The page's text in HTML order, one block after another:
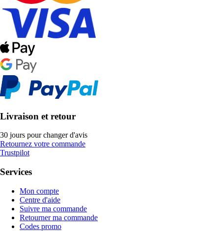
Livraison et retour
30 jours pour changer d'avis
Retournez votre commande
Trustpilot
Services
Mon compte
Centre d'aide
Suivre ma commande
Retourner ma commande
Codes promo